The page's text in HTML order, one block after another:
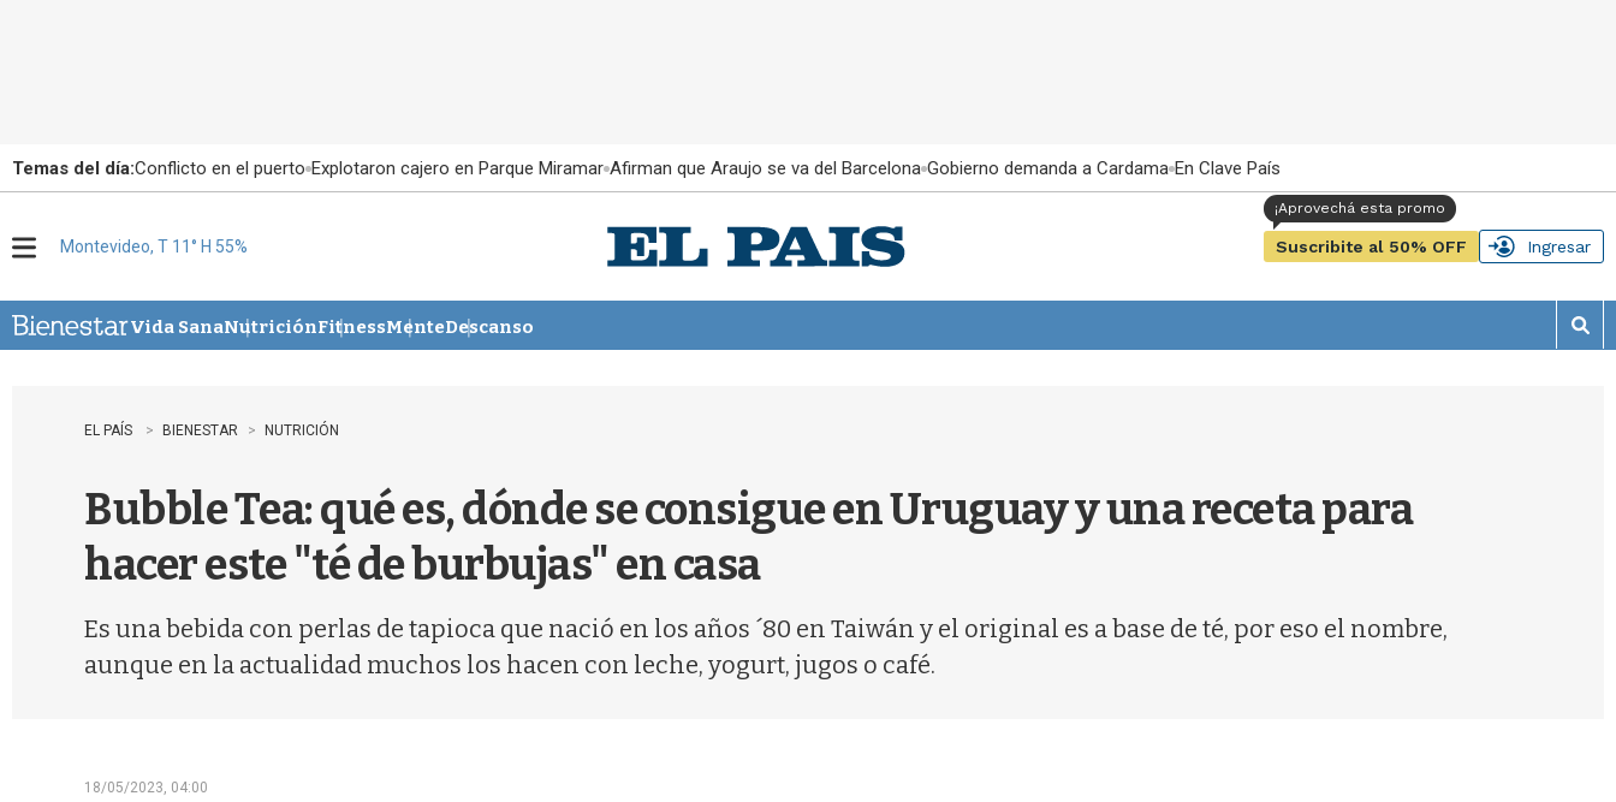
Temas del día:Conflicto en el puerto Explotaron cajero en Parque Miramar Afirman que Araujo se va del Barcelona Gobierno demanda a Cardama En Clave País
u
Montevideo, T 11° H 55% Suscribite al 50% OFF Ingresar
Vida SanaNutriciónFitnessMenteDescanso
M
o
EL PAÍS BIENESTAR NUTRICIÓN
Bubble Tea: qué es, dónde se consigue en Uruguay y una receta para
hacer este "té de burbujas" en casa
Es una bebida con perlas de tapioca que nació en los años ´80 en Taiwán y el original es a base de té, por eso el nombre,
aunque en la actualidad muchos los hacen con leche, yogurt, jugos o café.
18/05/2023, 04:00